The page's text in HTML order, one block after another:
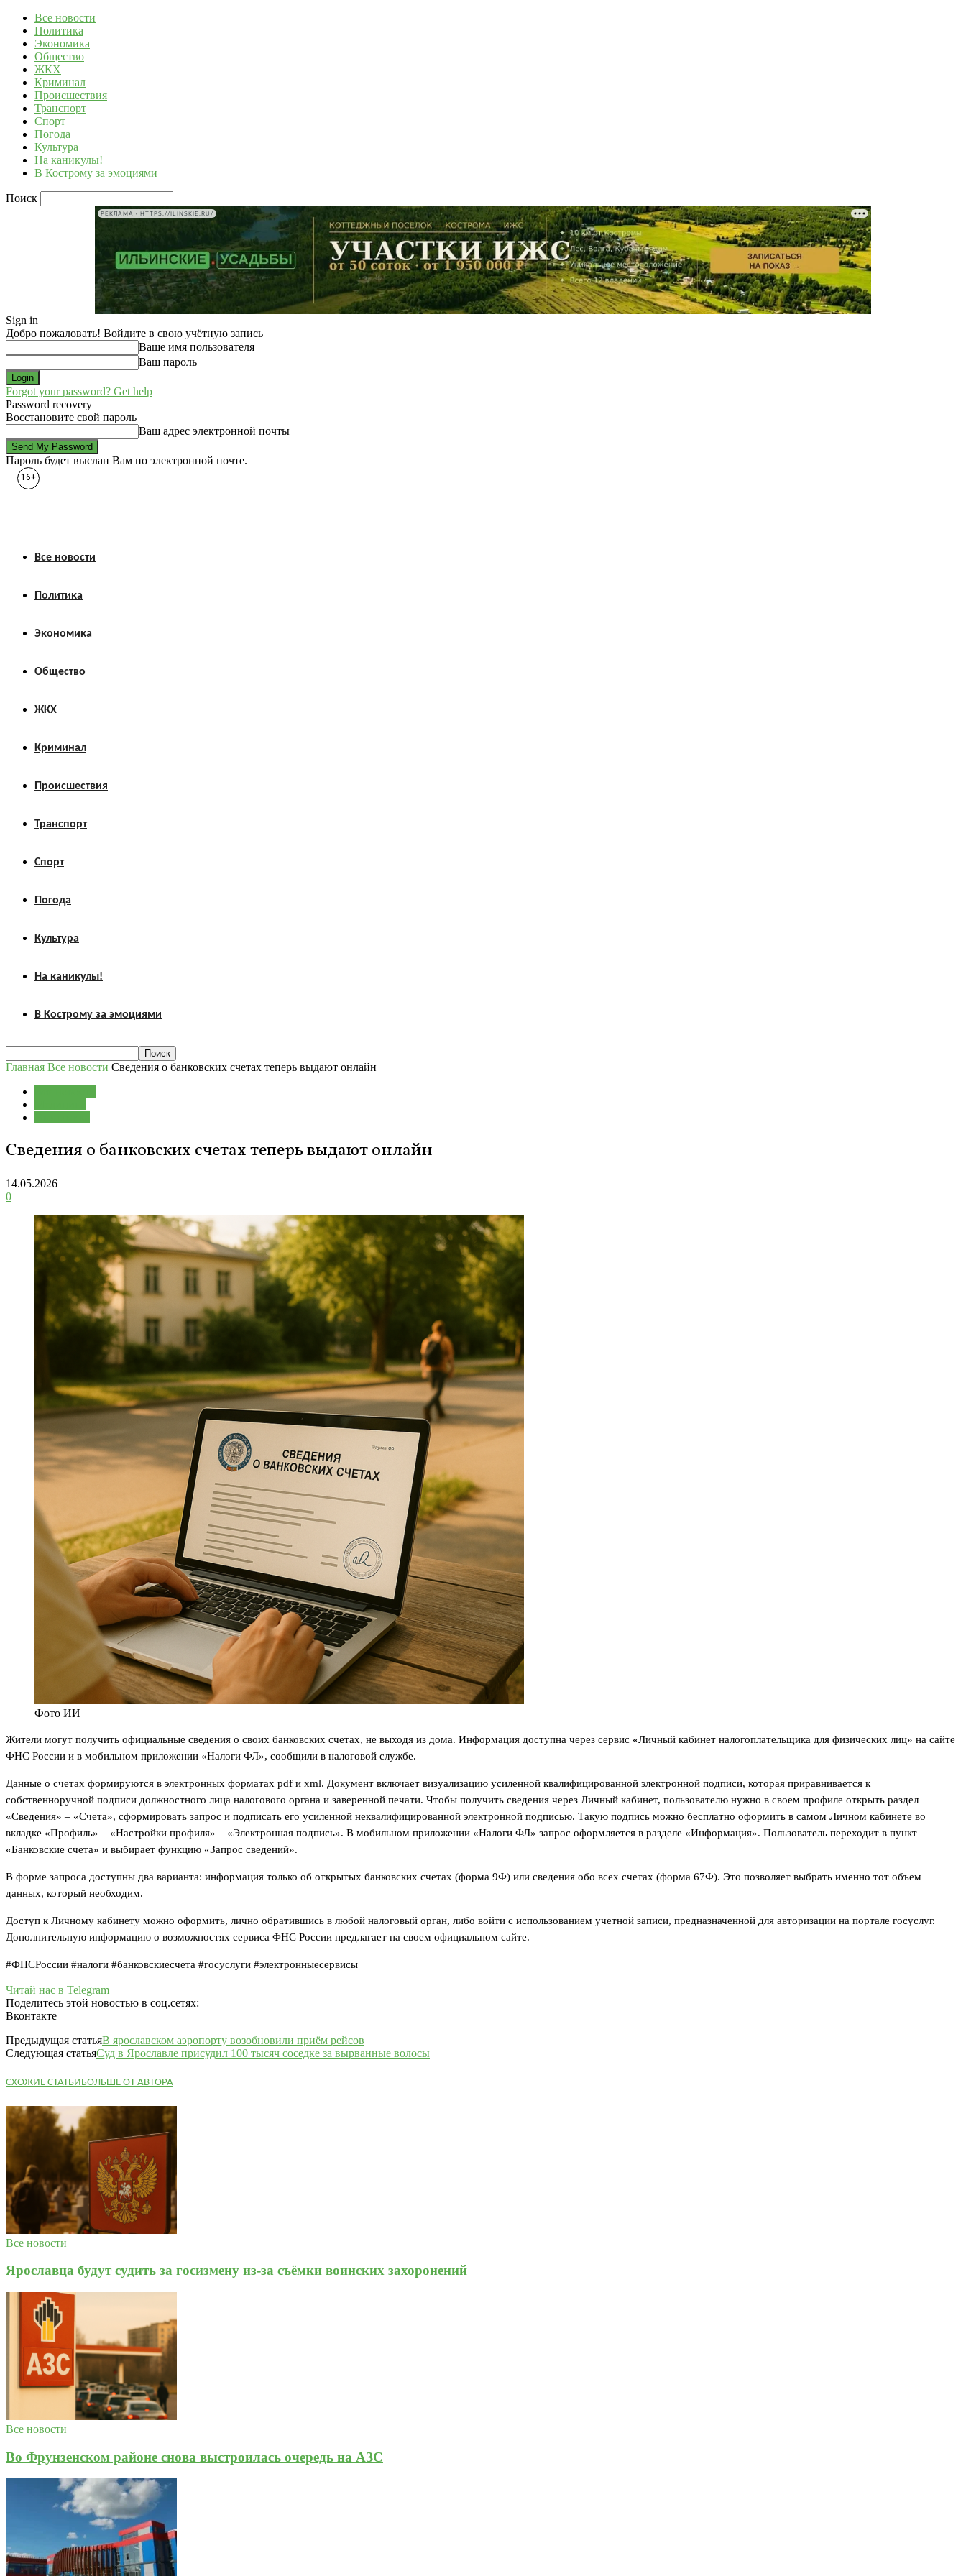
Все новости
Политика
Экономика
Общество
ЖКХ
Криминал
Происшествия
Транспорт
Спорт
Погода
Культура
На каникулы!
В Кострому за эмоциями
Поиск
РЕКЛАМА • HTTPS://ILINSKIE.RU/
Sign in
Добро пожаловать! Войдите в свою учётную запись
Ваше имя пользователя
Ваш пароль
Forgot your password? Get help
Password recovery
Восстановите свой пароль
Ваш адрес электронной почты
Пароль будет выслан Вам по электронной почте.
16+
Все новости
Политика
Экономика
Общество
ЖКХ
Криминал
Происшествия
Транспорт
Спорт
Погода
Культура
На каникулы!
В Кострому за эмоциями
Главная Все новости Сведения о банковских счетах теперь выдают онлайн
Сведения о банковских счетах теперь выдают онлайн
14.05.2026
0
Фото ИИ
Жители могут получить официальные сведения о своих банковских счетах, не выходя из дома. Информация доступна через сервис «Личный кабинет налогоплательщика для физических лиц» на сайте
ФНС России и в мобильном приложении «Налоги ФЛ», сообщили в налоговой службе.
Данные о счетах формируются в электронных форматах pdf и xml. Документ включает визуализацию усиленной квалифицированной электронной подписи, которая приравнивается к
собственноручной подписи должностного лица налогового органа и заверенной печати. Чтобы получить сведения через Личный кабинет, пользователю нужно в своем профиле открыть раздел
«Сведения» – «Счета», сформировать запрос и подписать его усиленной неквалифицированной электронной подписью. Такую подпись можно бесплатно оформить в самом Личном кабинете во
вкладке «Профиль» – «Настройки профиля» – «Электронная подпись». В мобильном приложении «Налоги ФЛ» запрос оформляется в разделе «Информация». Пользователь переходит в пункт
«Банковские счета» и выбирает функцию «Запрос сведений».
В форме запроса доступны два варианта: информация только об открытых банковских счетах (форма 9Ф) или сведения обо всех счетах (форма 67Ф). Это позволяет выбрать именно тот объем
данных, который необходим.
Доступ к Личному кабинету можно оформить, лично обратившись в любой налоговый орган, либо войти с использованием учетной записи, предназначенной для авторизации на портале госуслуг.
Дополнительную информацию о возможностях сервиса ФНС России предлагает на своем официальном сайте.
#ФНСРоссии #налоги #банковскиесчета #госуслуги #электронныесервисы
Читай нас в Telegram
Поделитесь этой новостью в соц.сетях:
Вконтакте
Предыдущая статьяВ ярославском аэропорту возобновили приём рейсов
Следующая статьяСуд в Ярославле присудил 100 тысяч соседке за вырванные волосы
СХОЖИЕ СТАТЬИБОЛЬШЕ ОТ АВТОРА
Все новости
Ярославца будут судить за госизмену из‑за съёмки воинских захоронений
Все новости
Во Фрунзенском районе снова выстроилась очередь на АЗС